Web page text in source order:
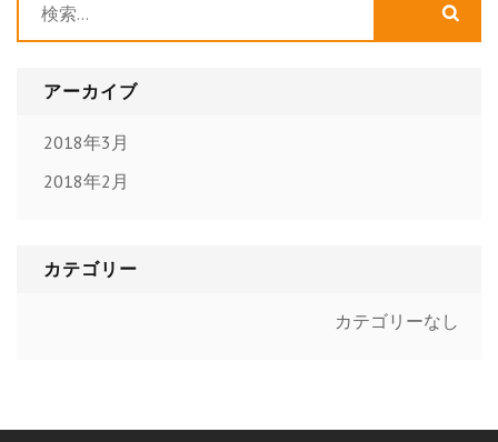
アーカイブ
2018年3月
2018年2月
カテゴリー
カテゴリーなし